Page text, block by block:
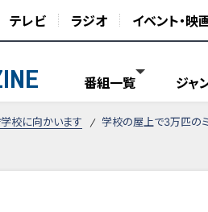
テレビ ラジオ イベント・映
番組一覧 ジャ
校に向かいます 学校の屋上で3万匹の